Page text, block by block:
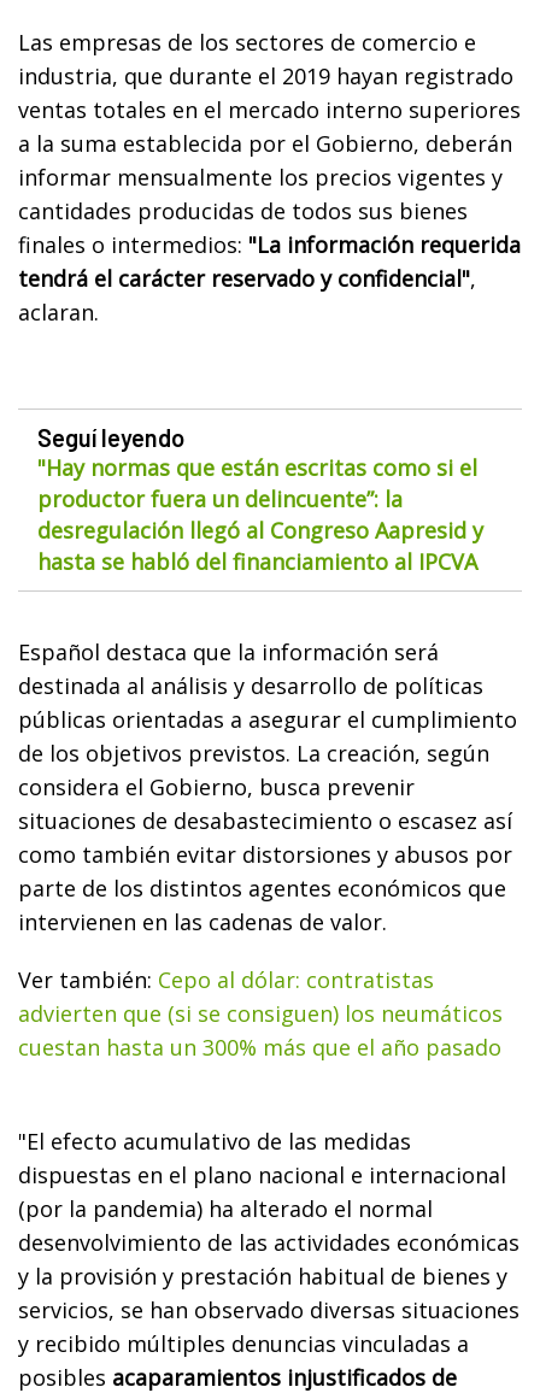
Las empresas de los sectores de comercio e
industria, que durante el 2019 hayan registrado
ventas totales en el mercado interno superiores
a la suma establecida por el Gobierno, deberán
informar mensualmente los precios vigentes y
cantidades producidas de todos sus bienes
finales o intermedios: "La información requerida
tendrá el carácter reservado y confidencial",
aclaran.
Seguí leyendo
"Hay normas que están escritas como si el
productor fuera un delincuente”: la
desregulación llegó al Congreso Aapresid y
hasta se habló del financiamiento al IPCVA
Español destaca que la información será
destinada al análisis y desarrollo de políticas
públicas orientadas a asegurar el cumplimiento
de los objetivos previstos. La creación, según
considera el Gobierno, busca prevenir
situaciones de desabastecimiento o escasez así
como también evitar distorsiones y abusos por
parte de los distintos agentes económicos que
intervienen en las cadenas de valor.
Ver también: Cepo al dólar: contratistas
advierten que (si se consiguen) los neumáticos
cuestan hasta un 300% más que el año pasado
"El efecto acumulativo de las medidas
dispuestas en el plano nacional e internacional
(por la pandemia) ha alterado el normal
desenvolvimiento de las actividades económicas
y la provisión y prestación habitual de bienes y
servicios, se han observado diversas situaciones
y recibido múltiples denuncias vinculadas a
posibles acaparamientos injustificados de